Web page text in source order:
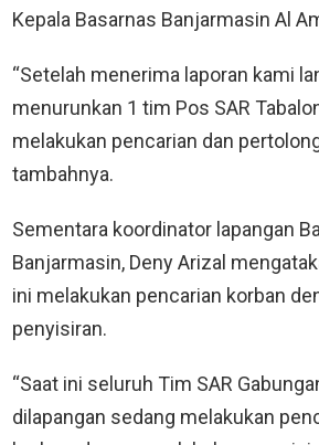
Kepala Basarnas Banjarmasin Al
“Setelah menerima laporan kami
menurunkan 1 tim Pos SAR
melakukan pencarian dan
tambahnya.
Sementara koordinator lapangan
Banjarmasin, Deny Arizal
ini melakukan pencarian korban
penyisiran.
“Saat ini seluruh Tim SAR
dilapangan sedang melakukan